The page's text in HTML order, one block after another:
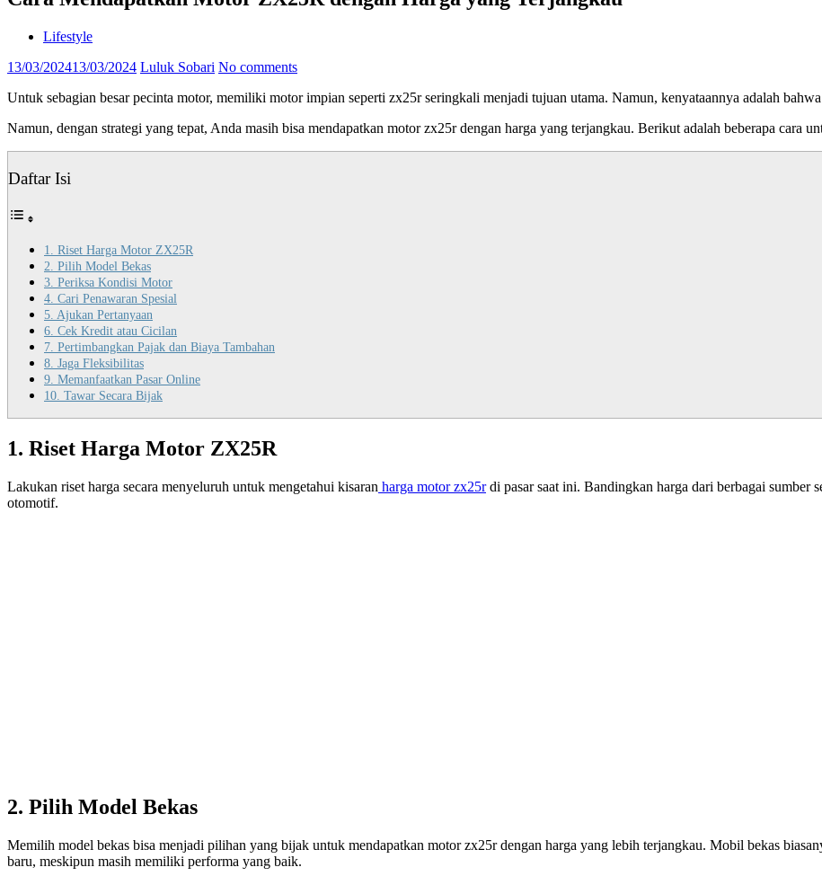
Lifestyle
13/03/202413/03/2024 Luluk Sobari No comments
Untuk sebagian besar pecinta motor, memiliki motor impian seperti zx25r seringkali menjadi tujuan utama. Namun, kenyataannya adalah
Namun, dengan strategi yang tepat, Anda masih bisa mendapatkan motor zx25r dengan harga yang terjangkau. Berikut adalah beberapa cara
Daftar Isi
1. Riset Harga Motor ZX25R
2. Pilih Model Bekas
3. Periksa Kondisi Motor
4. Cari Penawaran Spesial
5. Ajukan Pertanyaan
6. Cek Kredit atau Cicilan
7. Pertimbangkan Pajak dan Biaya Tambahan
8. Jaga Fleksibilitas
9. Memanfaatkan Pasar Online
10. Tawar Secara Bijak
1. Riset Harga Motor ZX25R
Lakukan riset harga secara menyeluruh untuk mengetahui kisaran harga motor zx25rdi pasar saat ini. Bandingkan harga dari berbagai sumber
otomotif.
2. Pilih Model Bekas
Memilih model bekas bisa menjadi pilihan yang bijak untuk mendapatkan motor zx25r dengan harga yang lebih terjangkau. Mobil bekas
baru, meskipun masih memiliki performa yang baik.